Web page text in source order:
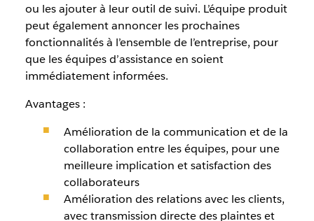
ou les ajouter à leur outil de suivi. L’équipe produit
peut également annoncer les prochaines
fonctionnalités à l’ensemble de l’entreprise, pour
que les équipes d’assistance en soient
immédiatement informées.
Avantages :
Amélioration de la communication et de la
collaboration entre les équipes, pour une
meilleure implication et satisfaction des
collaborateurs
Amélioration des relations avec les clients,
avec transmission directe des plaintes et